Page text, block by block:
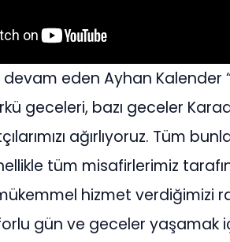
devam eden Ayhan Kalender
geceleri, bazı geceler
ağırlıyoruz. Tüm
tüm misafirlerimiz
hizmet verdiğimizi
gün ve geceler yaşamak